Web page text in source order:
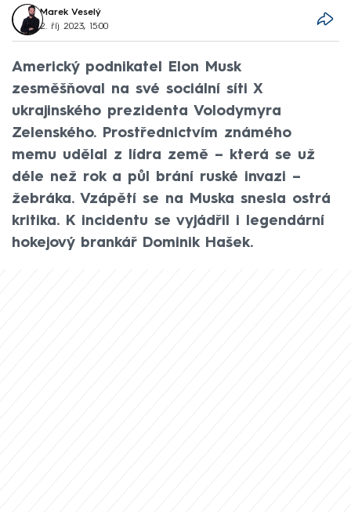
Marek Veselý
2. říj 2023, 15:00
Americký podnikatel Elon Musk
zesměšňoval na své sociální síti X
ukrajinského prezidenta Volodymyra
Zelenského. Prostřednictvím známého
memu udělal z lídra země – která se už
déle než rok a půl brání ruské invazi –
žebráka. Vzápětí se na Muska snesla ostrá
kritika. K incidentu se vyjádřil i legendární
hokejový brankář Dominik Hašek.